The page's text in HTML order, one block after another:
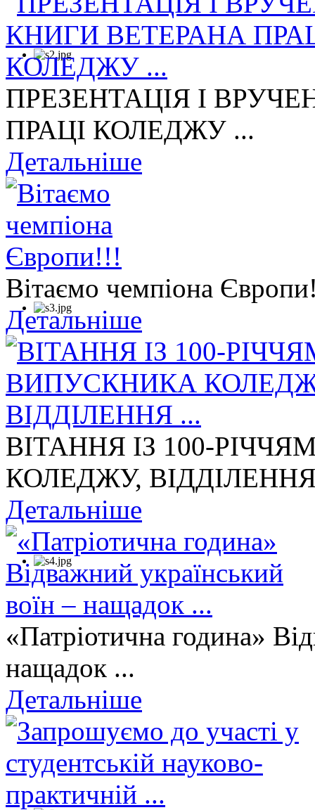
ПРЕЗЕНТАЦІЯ І
ПРАЦІ КОЛЕДЖУ ...
Детальніше
Вітаємо чемпіона
Детальніше
ВІТАННЯ ІЗ 100-
КОЛЕДЖУ,
Детальніше
«Патріотична година»
нащадок ...
Детальніше